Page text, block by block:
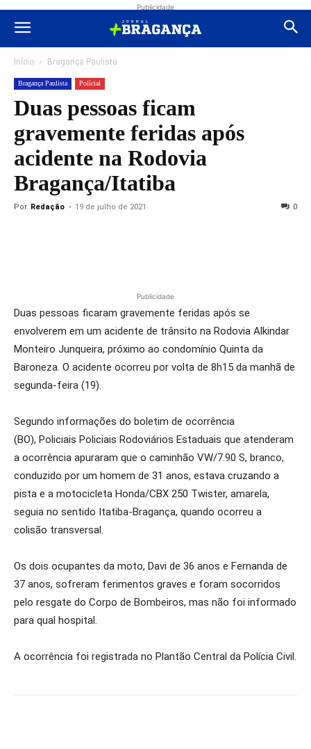
Publicidade
Início Bragança Paulista
Bragança Paulista Polícial
Duas pessoas ficam
gravemente feridas após
acidente na Rodovia
Bragança/Itatiba
Por Redação - 19 de julho de 2021 0
Publicidade
Duas pessoas ficaram gravemente feridas após se
envolverem em um acidente de trânsito na Rodovia Alkindar
Monteiro Junqueira, próximo ao condomínio Quinta da
Baroneza. O acidente ocorreu por volta de 8h15 da manhã de
segunda-feira (19).
Segundo informações do boletim de ocorrência
(BO), Policiais Policiais Rodoviários Estaduais que atenderam
a ocorrência apuraram que o caminhão VW/7.90 S, branco,
conduzido por um homem de 31 anos, estava cruzando a
pista e a motocicleta Honda/CBX 250 Twister, amarela,
seguia no sentido Itatiba-Bragança, quando ocorreu a
colisão transversal.
Os dois ocupantes da moto, Davi de 36 anos e Fernanda de
37 anos, sofreram ferimentos graves e foram socorridos
pelo resgate do Corpo de Bombeiros, mas não foi informado
para qual hospital.
A ocorrência foi registrada no Plantão Central da Polícia Civil.